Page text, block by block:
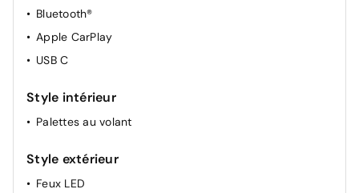
Cockpit virtuel
Bluetooth®
Apple CarPlay
USB C
Style intérieur
Palettes au volant
Style extérieur
Feux LED